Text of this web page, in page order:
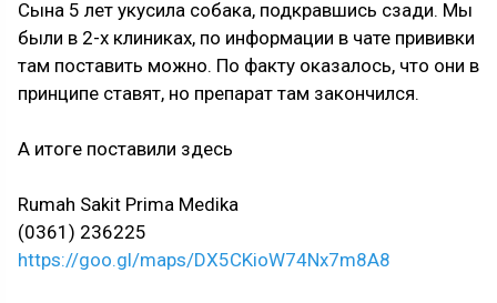
Сына 5 лет укусила собака, подкравшись сзади. Мы
были в 2-х клиниках, по информации в чате прививки
там поставить можно. По факту оказалось, что они в
принципе ставят, но препарат там закончился.
А итоге поставили здесь
Rumah Sakit Prima Medika
(0361) 236225
https://goo.gl/maps/DX5CKioW74Nx7m8A8